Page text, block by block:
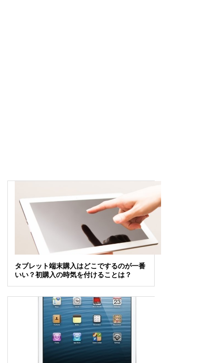
タブレット端末購入はどこでするのが一番
いい？初購入の時気を付けることは？